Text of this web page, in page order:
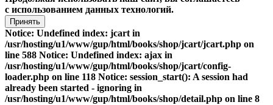
с использованием данных технологий.
Принять
Notice: Undefined index: jcart in
/usr/hosting/u1/www/gup/html/books/shop/jcart/jcart.php on
line 588 Notice: Undefined index: ajax in
/usr/hosting/u1/www/gup/html/books/shop/jcart/config-
loader.php on line 118 Notice: session_start(): A session had
already been started - ignoring in
/usr/hosting/u1/www/gup/html/books/shop/detail.php on line 8